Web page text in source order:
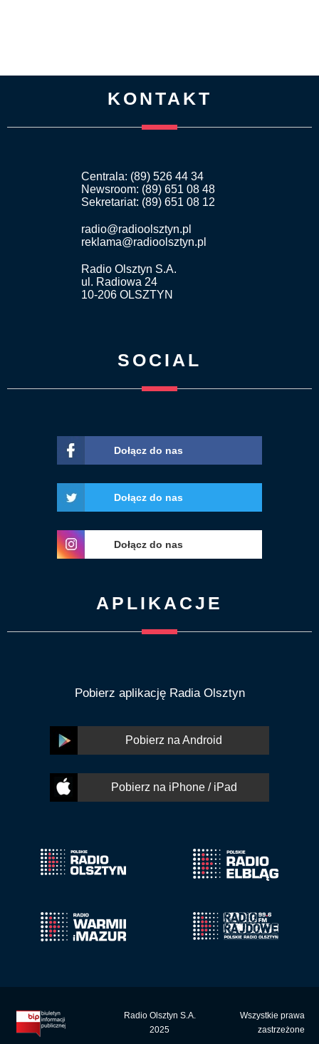
KONTAKT
Centrala: (89) 526 44 34
Newsroom: (89) 651 08 48
Sekretariat: (89) 651 08 12
radio@radioolsztyn.pl
reklama@radioolsztyn.pl
Radio Olsztyn S.A.
ul. Radiowa 24
10-206 OLSZTYN
SOCIAL
Dołącz do nas
Dołącz do nas
Dołącz do nas
APLIKACJE
Pobierz aplikację Radia Olsztyn
Pobierz na Android
Pobierz na iPhone / iPad
Radio Olsztyn S.A.
2025
Wszystkie prawa
zastrzeżone